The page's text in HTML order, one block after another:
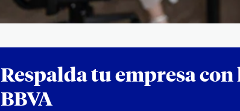
Respalda tu empresa
BBVA